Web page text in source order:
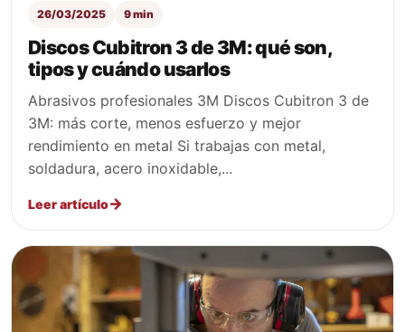
26/03/2025 9 min
Discos Cubitron 3 de 3M: qué son,
tipos y cuándo usarlos
Abrasivos profesionales 3M Discos Cubitron 3 de
3M: más corte, menos esfuerzo y mejor
rendimiento en metal Si trabajas con metal,
soldadura, acero inoxidable,...
Leer artículo